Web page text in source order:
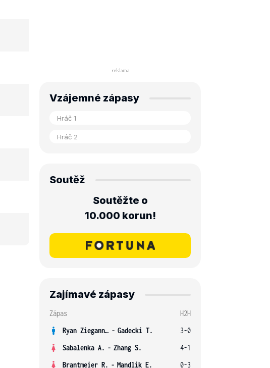
Vzájemné zápasy
Soutěž
Soutěžte o
10.000 korun!
Zajímavé zápasy
Zápas
H2H
Ryan Ziegann S. - Gadecki T.
3-0
Sabalenka A. - Zhang S.
4-1
Brantmeier R. - Mandlik E.
0-3